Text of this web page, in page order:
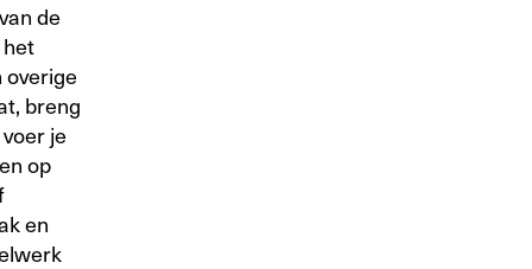
de
overige
breng
je
op
en